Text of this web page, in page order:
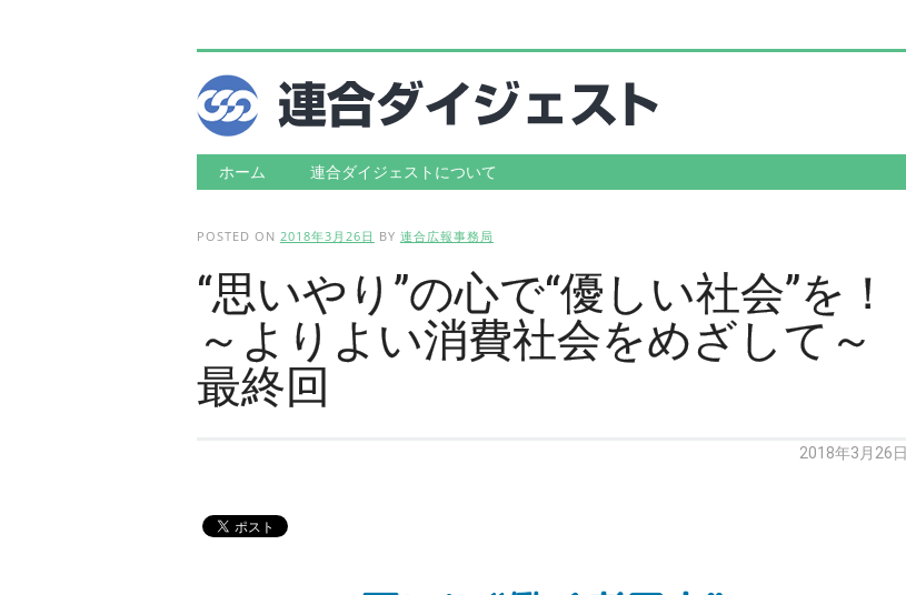
Main menu
Skip to content
ホーム 連合ダイジェストについて
POSTED ON 2018年3月26日 BY 連合広報事務局
“思いやり”の心で“優しい社会”を！
～よりよい消費社会をめざして～
最終回
2018年3月26日